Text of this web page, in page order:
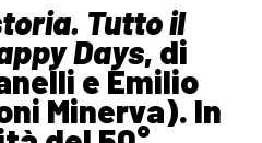
Tutto il
Days, di
e Emilio
Minerva). In